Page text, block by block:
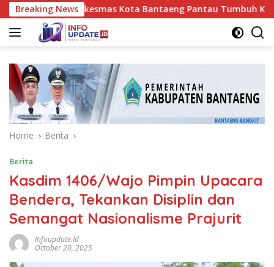
Skip
to
content
Breaking News
UPT Puskesmas Kota Bantaeng Pantau Tumbuh Kembang
Home Berita
Berita
Kasdim 1406/Wajo Pimpin Upacara
Bendera, Tekankan Disiplin dan
Semangat Nasionalisme Prajurit
Infoupdate.id
October 20, 2025